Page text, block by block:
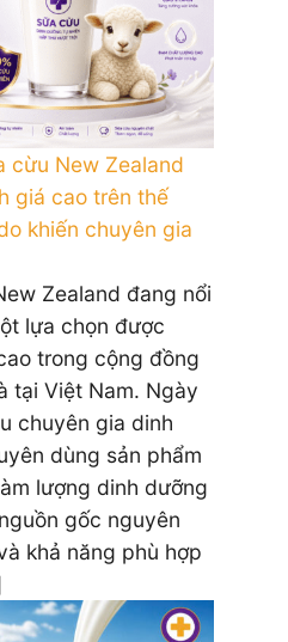
cừu New Zealand
giá cao trên thế
khiến chuyên gia
Zealand đang nổi
lựa chọn được
trong cộng đồng
tại Việt Nam. Ngày
chuyên gia dinh
dùng sản phẩm
lượng dinh dưỡng
gốc nguyên
khả năng phù hợp